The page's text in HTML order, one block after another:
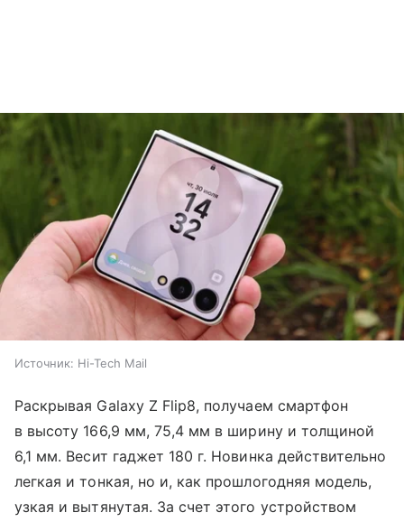
Источник: Hi-Tech Mail
Раскрывая Galaxy Z Flip8, получаем смартфон
в высоту 166,9 мм, 75,4 мм в ширину и толщиной
6,1 мм. Весит гаджет 180 г. Новинка действительно
легкая и тонкая, но и, как прошлогодняя модель,
узкая и вытянутая. За счет этого устройством